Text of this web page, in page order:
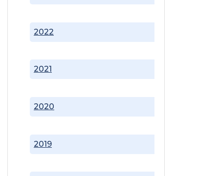
2019
2020
2021
2022